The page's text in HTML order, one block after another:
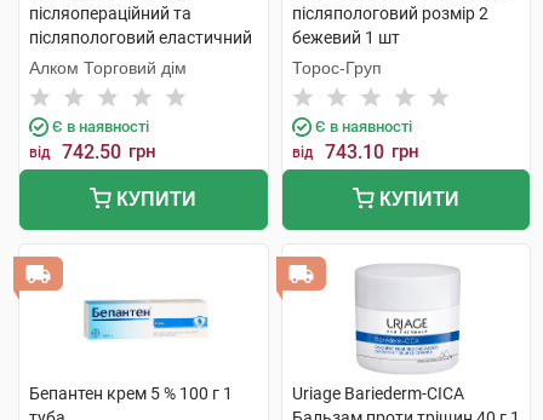
післяопераційний та
післяпологовий еластичний
розмір 1 1 шт
Алком Торговий дім
Є в наявності
від 742.50 грн
КУПИТИ
післяпологовий розмір 2
бежевий 1 шт
Торос-Груп
Є в наявності
від 743.10 грн
КУПИТИ
Бепантен крем 5 % 100 г 1
Uriage Bariederm-CICA